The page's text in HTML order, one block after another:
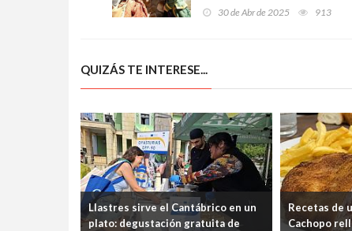
te espera con esta oferta
30 de Abr de 2025 913
QUIZÁS TE INTERESE...
Llastres sirve el Cantábrico en un
plato: degustación gratuita de
Recetas de
Cachopo